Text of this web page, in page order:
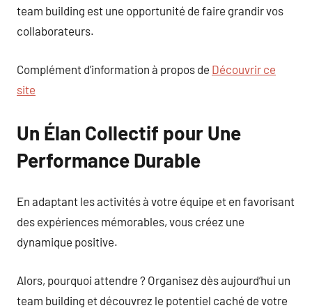
team building est une opportunité de faire grandir vos
collaborateurs.
Complément d’information à propos de Découvrir ce
site
Un Élan Collectif pour Une
Performance Durable
En adaptant les activités à votre équipe et en favorisant
des expériences mémorables, vous créez une
dynamique positive.
Alors, pourquoi attendre ? Organisez dès aujourd’hui un
team building et découvrez le potentiel caché de votre